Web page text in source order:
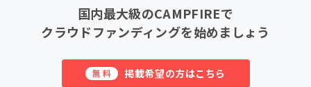
国内最大級のCAMPFIREで
クラウドファンディングを始めましょう
無料 掲載希望の方はこちら